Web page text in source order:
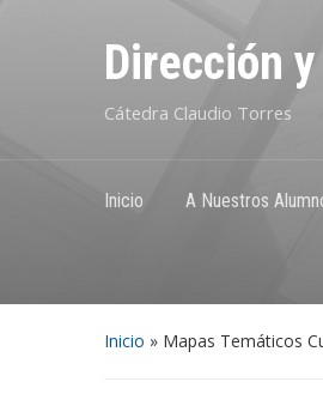
Dirección
Cátedra Claudio Torres
Inicio A Nuestros
Inicio » Mapas Temáticos